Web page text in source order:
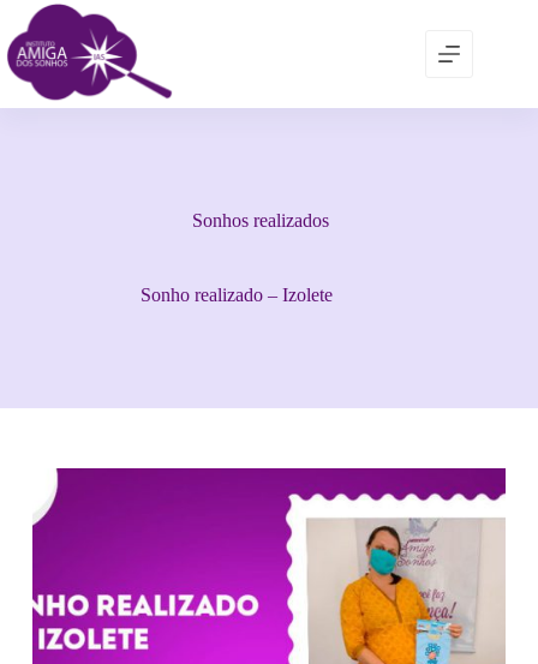
Sonhos realizados
Sonho realizado – Izolete